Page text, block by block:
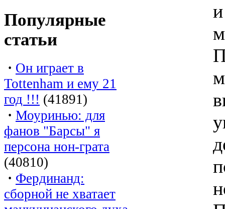
Популярные
статьи
· Он играет в
Tottenham и ему 21
год !!! (41891)
· Моуринью: для
фанов "Барсы" я
персона нон-грата
(40810)
· Фердинанд:
сборной не хватает